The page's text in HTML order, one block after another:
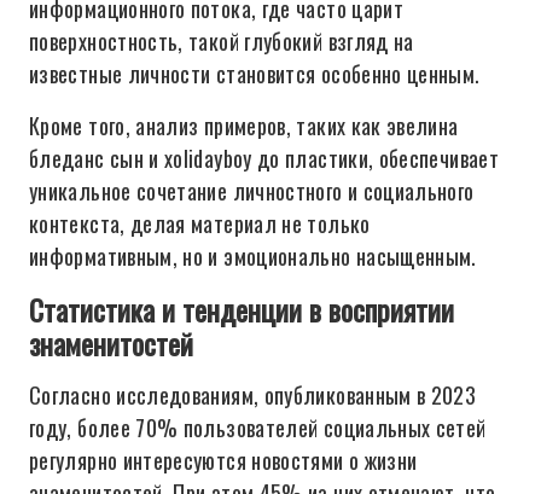
информационного потока, где часто царит
поверхностность, такой глубокий взгляд на
известные личности становится особенно ценным.
Кроме того, анализ примеров, таких как эвелина
бледанс сын и xolidayboy до пластики, обеспечивает
уникальное сочетание личностного и социального
контекста, делая материал не только
информативным, но и эмоционально насыщенным.
Статистика и тенденции в восприятии
знаменитостей
Согласно исследованиям, опубликованным в 2023
году, более 70% пользователей социальных сетей
регулярно интересуются новостями о жизни